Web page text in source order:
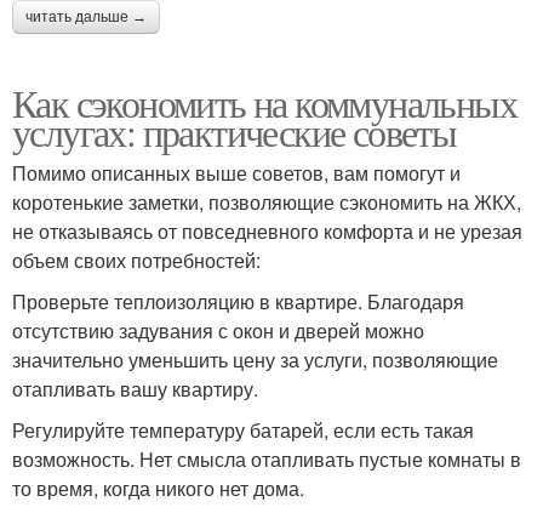
читать дальше →
Как сэкономить на коммунальных
услугах: практические советы
Помимо описанных выше советов, вам помогут и
коротенькие заметки, позволяющие сэкономить на ЖКХ,
не отказываясь от повседневного комфорта и не урезая
объем своих потребностей:
Проверьте теплоизоляцию в квартире. Благодаря
отсутствию задувания с окон и дверей можно
значительно уменьшить цену за услуги, позволяющие
отапливать вашу квартиру.
Регулируйте температуру батарей, если есть такая
возможность. Нет смысла отапливать пустые комнаты в
то время, когда никого нет дома.